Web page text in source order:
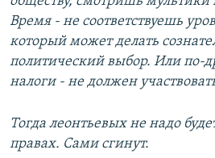
Время - не соответствуешь
который может делать
политический выбор. Или по-
налоги - не должен
Тогда леонтьевых не надо
правах. Сами сгинут.